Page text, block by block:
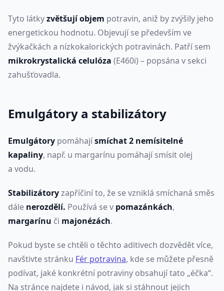
Tyto látkyzvětšují objem potravin, aniž by zvýšily jeho
energetickou hodnotu. Objevují se především ve
žvýkačkách a nízkokalorických potravinách. Patří sem
mikrokrystalická celulóza (E460i) – popsána v sekci
zahušťovadla.
Emulgátory a stabilizátory
Emulgátory pomáhajísmíchat 2 nemísitelné
kapaliny, např. u margarínu pomáhají smísit olej
a vodu.
Stabilizátoryzapříčiní to, že se vzniklá smíchaná směs
dále nerozdělí. Používá se v pomazánkách,
margarínu či majonézách.
Pokud byste se chtěli o těchto aditivech dozvědět více,
navštivte stránku Fér potravina, kde se můžete přesně
podívat, jaké konkrétní potraviny obsahují tato „éčka“.
Na stránce najdete i návod, jak si stáhnout jejich